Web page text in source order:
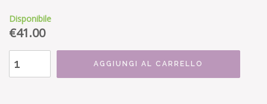
Disponibile
€41.00
AGGIUNGI AL CARRELLO